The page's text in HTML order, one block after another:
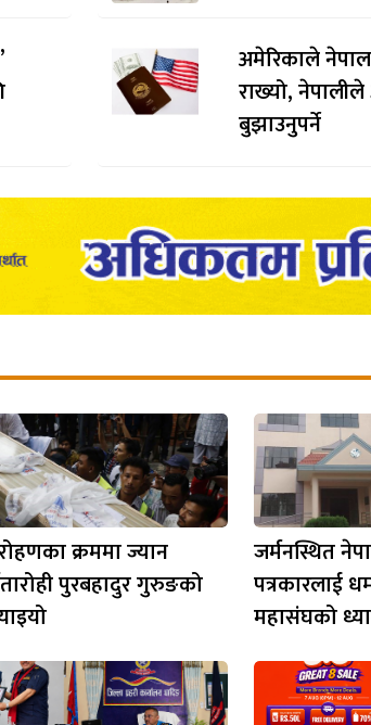
अमेरिकाले
राख्यो,
बुझाउनुपर्ने
क्रममा ज्यान
पुरबहादुर गुरुङको
जर्मनस्थित
पत्रकारलाई
महासंघको